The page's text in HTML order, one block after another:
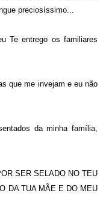
preciosíssimo...
Te entrego os familiares
que me invejam e eu não
da minha família,
SER SELADO NO TEU
DA TUA MÃE E DO MEU